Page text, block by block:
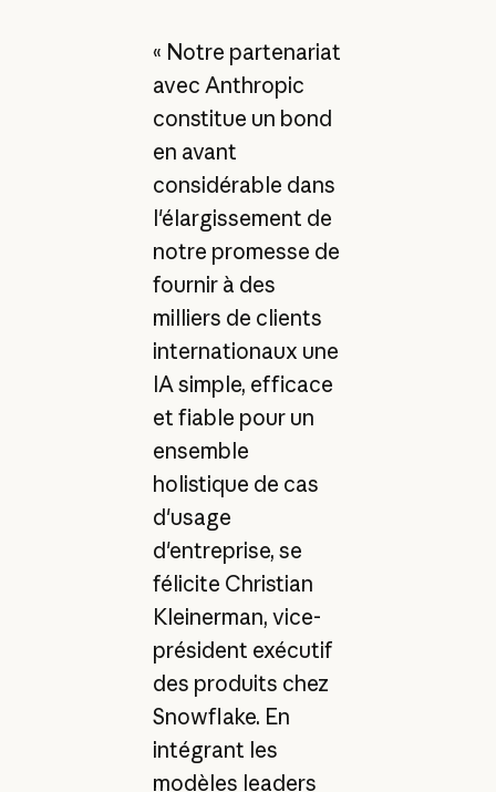
« Notre partenariat
avec Anthropic
constitue un bond
en avant
considérable dans
l'élargissement de
notre promesse de
fournir à des
milliers de clients
internationaux une
IA simple, efficace
et fiable pour un
ensemble
holistique de cas
d'usage
d'entreprise, se
félicite Christian
Kleinerman, vice-
président exécutif
des produits chez
Snowflake. En
intégrant les
modèles leaders